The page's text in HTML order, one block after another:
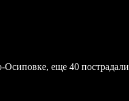
еще 40 пострадали